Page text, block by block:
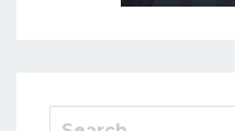
Search